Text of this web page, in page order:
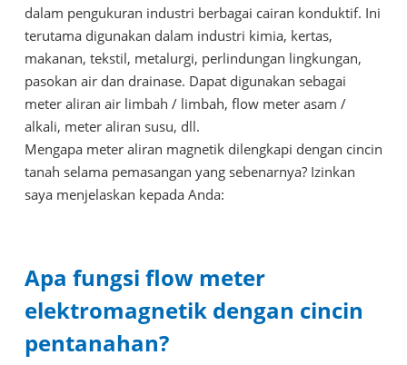
dalam pengukuran industri berbagai cairan konduktif. Ini
terutama digunakan dalam industri kimia, kertas,
makanan, tekstil, metalurgi, perlindungan lingkungan,
pasokan air dan drainase. Dapat digunakan sebagai
meter aliran air limbah / limbah, flow meter asam /
alkali, meter aliran susu, dll.
Mengapa meter aliran magnetik dilengkapi dengan cincin
tanah selama pemasangan yang sebenarnya? Izinkan
saya menjelaskan kepada Anda:
Apa fungsi flow meter
elektromagnetik dengan cincin
pentanahan?